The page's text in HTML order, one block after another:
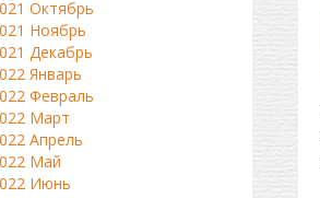
Октябрь
Ноябрь
Декабрь
Январь
Февраль
Март
Апрель
Май
Июнь